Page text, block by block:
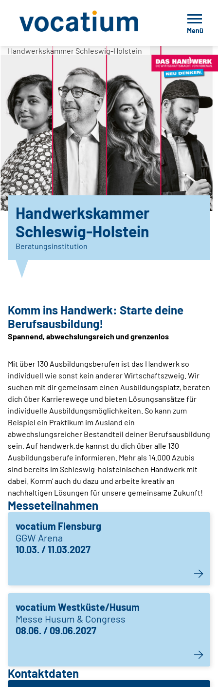
Menü
Handwerkskammer Schleswig-Holstein
Handwerkskammer
Schleswig-Holstein
Beratungsinstitution
Komm ins Handwerk: Starte deine
Berufsausbildung!
Spannend, abwechslungsreich und grenzenlos
Mit über 130 Ausbildungsberufen ist das Handwerk so
individuell wie sonst kein anderer Wirtschaftszweig. Wir
suchen mit dir gemeinsam einen Ausbildungsplatz, beraten
dich über Karrierewege und bieten Lösungsansätze für
individuelle Ausbildungsmöglichkeiten. So kann zum
Beispiel ein Praktikum im Ausland ein
abwechslungsreicher Bestandteil deiner Berufsausbildung
sein. Auf handwerk.de kannst du dich über alle 130
Ausbildungsberufe informieren. Mehr als 14.000 Azubis
sind bereits im Schleswig-holsteinischen Handwerk mit
dabei. Komm‘ auch du dazu und arbeite kreativ an
nachhaltigen Lösungen für unsere gemeinsame Zukunft!
Messeteilnahmen
vocatium Flensburg
GGW Arena
10.03. / 11.03.2027
vocatium Westküste/Husum
Messe Husum & Congress
08.06. / 09.06.2027
Kontaktdaten